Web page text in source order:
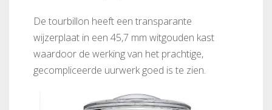
De tourbillon heeft een transparante
wijzerplaat in een 45,7 mm witgouden kast
waardoor de werking van het prachtige,
gecompliceerde uurwerk goed is te zien.